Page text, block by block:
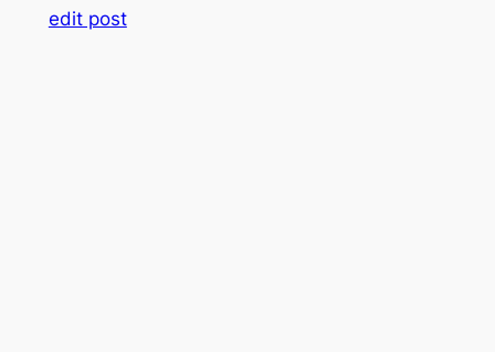
edit post